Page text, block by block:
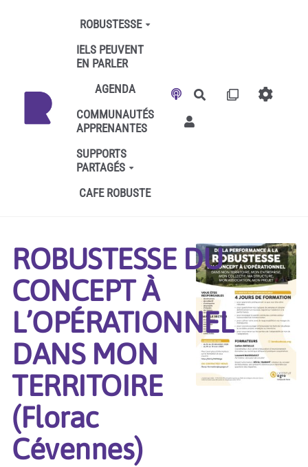
Aller au contenu principal
ROBUSTESSE
IELS PEUVENT
EN PARLER
AGENDA
COMMUNAUTÉS
APPRENANTES
SUPPORTS
PARTAGÉS
CAFE ROBUSTE
Rechercher
ROBUSTESSE DU
CONCEPT À
L’OPÉRATIONNEL
DANS MON
TERRITOIRE
(Florac
Cévennes)